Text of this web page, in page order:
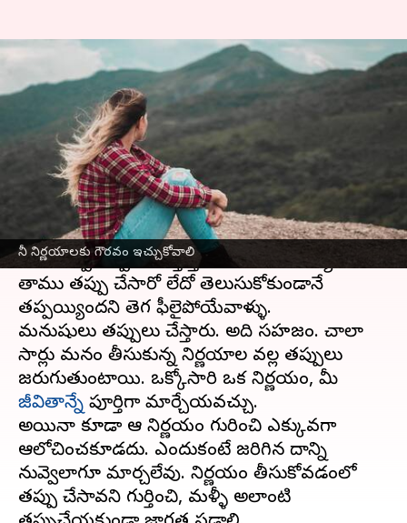
నీ నిర్ణయాలకు గౌరవం ఇచ్చుకోవాలి
ప్రేరణ: నువ్వు తీసుకున్న నిర్ణయాలకు
నువ్వు రెస్పెక్ట్ ఇచ్చుకోకపోతే
నీకెక్కడా రెస్పెక్ట్ దొరకదు
Sriram Pranateja Apr 21, 2023 06:06 pm
ఈ వార్తాకథనం ఏంటి
ఈ ప్రపంచంలో ఏ మనిషీ పర్ఫెక్ట్ కాదు. ఈ విషయం
నీకు అప్పుడప్పుడు గుర్తొస్తూ ఉండాలి. ముఖ్యంగా
తాము తప్పు చేసారో లేదో తెలుసుకోకుండానే
తప్పయ్యిందని తెగ ఫీలైపోయేవాళ్ళు.
మనుషులు తప్పులు చేస్తారు. అది సహజం. చాలా
సార్లు మనం తీసుకున్న నిర్ణయాల వల్ల తప్పులు
జరుగుతుంటాయి. ఒక్కోసారి ఒక నిర్ణయం, మీ
జీవితాన్నే పూర్తిగా మార్చేయవచ్చు.
అయినా కూడా ఆ నిర్ణయం గురించి ఎక్కువగా
ఆలోచించకూడదు. ఎందుకంటే జరిగిన దాన్ని
నువ్వెలాగూ మార్చలేవు. నిర్ణయం తీసుకోవడంలో
తప్పు చేసావని గుర్తించి, మళ్ళీ అలాంటి